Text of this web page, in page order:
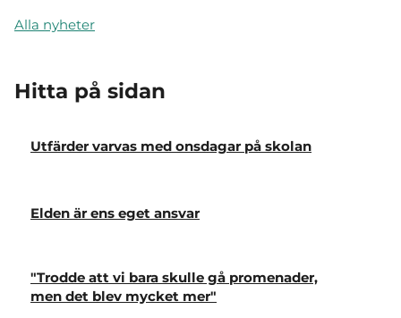
Alla nyheter
Hitta på sidan
Utfärder varvas med onsdagar på skolan
Elden är ens eget ansvar
"Trodde att vi bara skulle gå promenader,
men det blev mycket mer"